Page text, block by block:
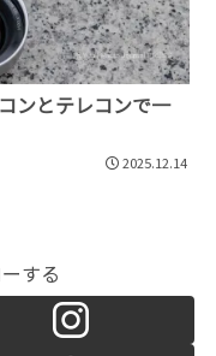
ンとテレコンで一
2025.12.14
する